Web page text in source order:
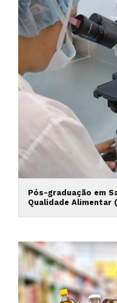
Pós-graduação em
Qualidade Alimentar